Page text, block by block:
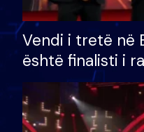
Vendi i tretë në
është finalisti i